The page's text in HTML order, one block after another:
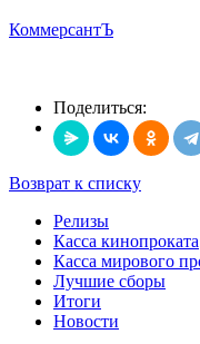
КоммерсантЪ
Поделиться:
Возврат к списку
Релизы
Касса кинопроката
Касса мирового
Лучшие сборы
Итоги
Новости